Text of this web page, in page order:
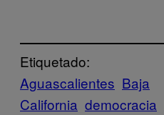
Etiquetado:
Aguascalientes Baja
California democracia